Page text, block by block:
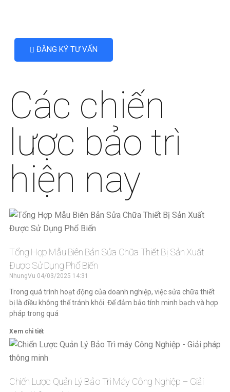
ĐĂNG KÝ TƯ VẤN
Các chiến
lược bảo trì
hiện nay
Tổng Hợp Mẫu Biên Bản Sửa Chữa Thiết Bị Sản Xuất
Được Sử Dụng Phổ Biến
NhungVu 04/03/2025 14:31
Trong quá trình hoạt động của doanh nghiệp, việc sửa chữa thiết
bị là điều không thể tránh khỏi. Để đảm bảo tính minh bạch và hợp
pháp trong quá
Xem chi tiết
Chiến Lược Quản Lý Bảo Trì Máy Công Nghiệp – Giải